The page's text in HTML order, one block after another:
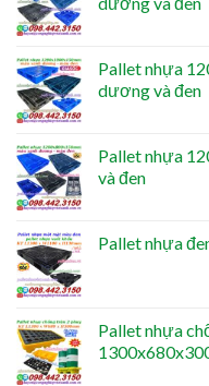
Pallet nhựa
dương và đen
Pallet nhựa
và đen
Pallet nhựa
Pallet nhựa